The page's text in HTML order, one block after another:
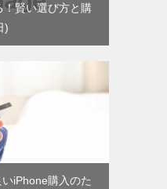
！賢い選び方と購
iPhone購入のた